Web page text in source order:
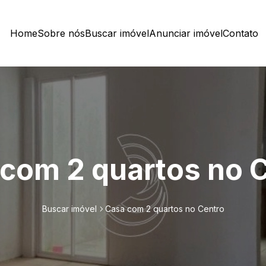
HomeSobre nósBuscar imóvelAnunciar imóvelContato
2 quartos no
Buscar imóvel Casa com 2 quartos no Centro